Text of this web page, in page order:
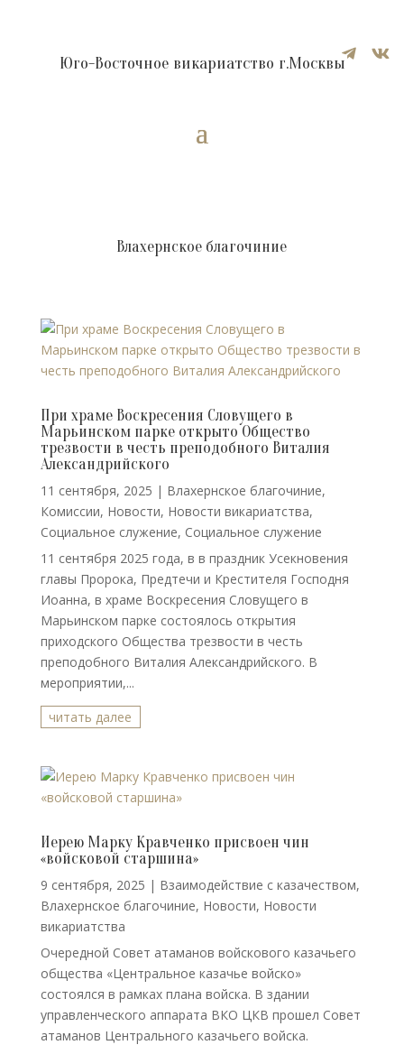
 
Юго-Восточное викариатство г.Москвы
Влахернское благочиние
При храме Воскресения Словущего в
Марьинском парке открыто Общество
трезвости в честь преподобного Виталия
Александрийского
11 сентября, 2025 | Влахернское благочиние,
Комиссии, Новости, Новости викариатства,
Социальное служение, Социальное служение
11 сентября 2025 года, в в праздник Усекновения
главы Пророка, Предтечи и Крестителя Господня
Иоанна, в храме Воскресения Словущего в
Марьинском парке состоялось открытия
приходского Общества трезвости в честь
преподобного Виталия Александрийского. В
мероприятии,...
читать далее
Иерею Марку Кравченко присвоен чин
«войсковой старшина»
9 сентября, 2025 | Взаимодействие с казачеством,
Влахернское благочиние, Новости, Новости
викариатства
Очередной Совет атаманов войскового казачьего
общества «Центральное казачье войско»
состоялся в рамках плана войска. В здании
управленческого аппарата ВКО ЦКВ прошел Совет
атаманов Центрального казачьего войска.